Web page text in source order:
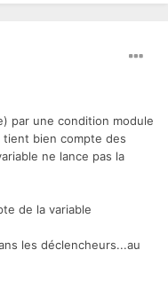
par une condition module
bien compte des
ne lance pas la
de la variable
les déclencheurs...au